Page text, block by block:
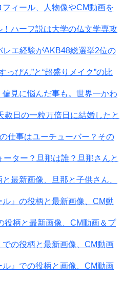
ィール、人物像やCM動画を
ハーフ説は大学の仏文学専攻
エ経験がAKB48総選挙2位の
っぴん”と“超盛りメイク”の比
見に悩んだ事も。世界一かわ
日の一粒万倍日に結婚したと
仕事はユーチューバー？その
ター？旦那は誰？旦那さんと
最新画像、旦那と子供さん、
』の役柄と最新画像、CM動
役柄と最新画像、CM動画＆プ
の役柄と最新画像、CM動画
』での役柄と画像、CM動画